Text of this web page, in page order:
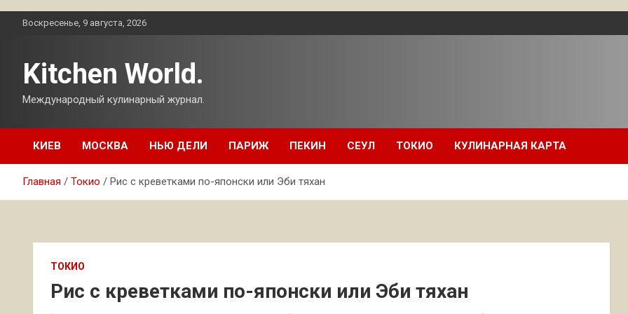
ПерейтиВоскресенье, 9 августа, 2026
Kitchen World.
Международный кулинарный журнал.
КИЕВ МОСКВА НЬЮ ДЕЛИ ПАРИЖ ПЕКИН СЕУЛ ТОКИО КУЛИНАРНАЯ КАРТА
Главная Токио Рис с креветками по-японски или Эби тяхан
ТОКИО
Рис с креветками по-японски или Эби тяхан